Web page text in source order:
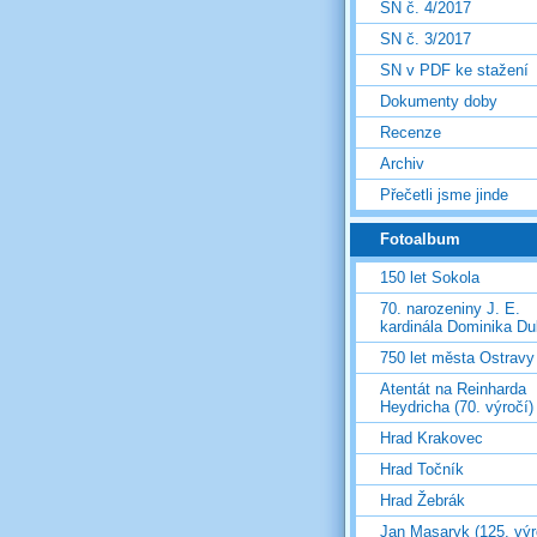
SN č. 4/2017
SN č. 3/2017
SN v PDF ke stažení
Dokumenty doby
Recenze
Archiv
Přečetli jsme jinde
Fotoalbum
150 let Sokola
70. narozeniny J. E.
kardinála Dominika
750 let města Ostravy
Atentát na Reinharda
Heydricha (70. výročí)
Hrad Krakovec
Hrad Točník
Hrad Žebrák
Jan Masaryk (125.